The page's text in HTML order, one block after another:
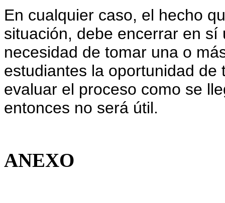
En cualquier caso, el hecho
situación, debe encerrar en
necesidad de tomar una o
estudiantes la oportunidad
evaluar el proceso como se
entonces no será útil.
ANEXO